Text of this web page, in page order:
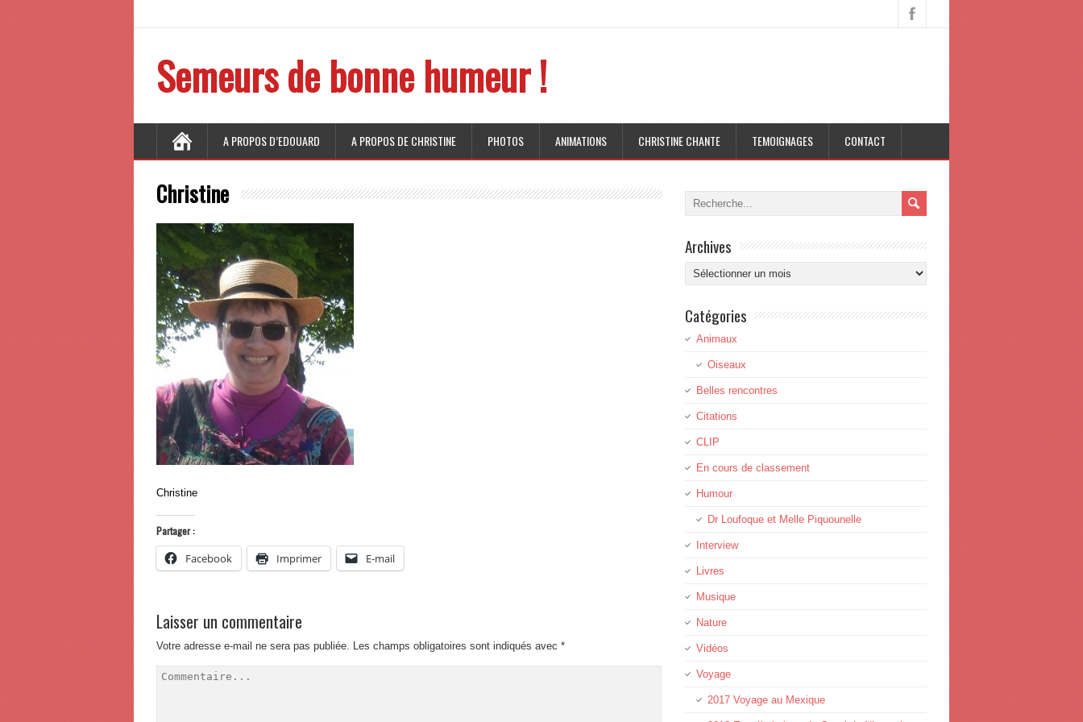
Semeurs de bonne humeur !
A PROPOS D’EDOUARD A PROPOS DE CHRISTINE PHOTOS ANIMATIONS CHRISTINE CHANTE TEMOIGNAGES CONTACT
Christine
Christine
Partager :
Facebook Imprimer E-mail
Laisser un commentaire
Votre adresse e-mail ne sera pas publiée. Les champs obligatoires sont indiqués avec *
Archives
Archives
Catégories
Animaux
Oiseaux
Belles rencontres
Citations
CLIP
En cours de classement
Humour
Dr Loufoque et Melle Piquounelle
Interview
Livres
Musique
Nature
Vidéos
Voyage
2017 Voyage au Mexique